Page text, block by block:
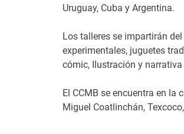
Uruguay, Cuba y Argentina.
Los talleres se impartirán
experimentales, juguetes
cómic, Ilustración y
El CCMB se encuentra en la
Miguel Coatlinchán,